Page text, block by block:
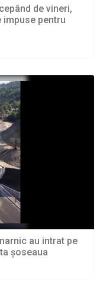
de vineri,
pentru
au intrat pe
șoseaua